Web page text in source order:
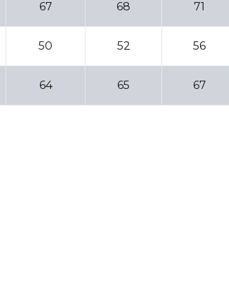
67 68 71
50 52 56
64 65 67